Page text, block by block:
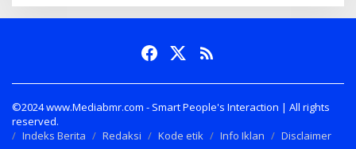
©2024 www.Mediabmr.com - Smart People's Interaction | All rights
reserved.
Indeks Berita
Redaksi Kode etik Info Iklan Disclaimer